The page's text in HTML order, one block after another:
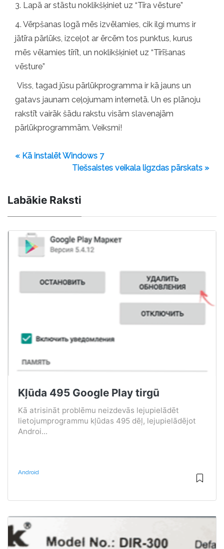
3. Lapā ar stāstu noklikšķiniet uz “Tīra vēsture”
4. Vērpšanas logā mēs izvēlamies, cik ilgi mums ir
jātīra pārlūks, izceļot ar ērcēm tos punktus, kurus
mēs vēlamies tīrīt, un noklikšķiniet uz “Tīrīšanas
vēsture”
Viss, tagad jūsu pārlūkprogramma ir kā jauns un
gatavs jaunam ceļojumam internetā. Un es plānoju
rakstīt vairāk šādu rakstu visām slavenajām
pārlūkprogrammām. Veiksmi!
« Kā instalēt Windows 7
Tiešsaistes veikala ligzdas pārskats »
Labākie Raksti
Kļūda 495 Google Play tirgū
Kā atrisināt problēmu neizdevās lejupielādēt
lietojumprogrammu kļūdas 495 dēļ, lejupielādējot
Androi...
Android